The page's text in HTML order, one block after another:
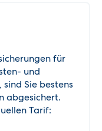
für
und
Sie bestens
abgesichert.
Tarif: